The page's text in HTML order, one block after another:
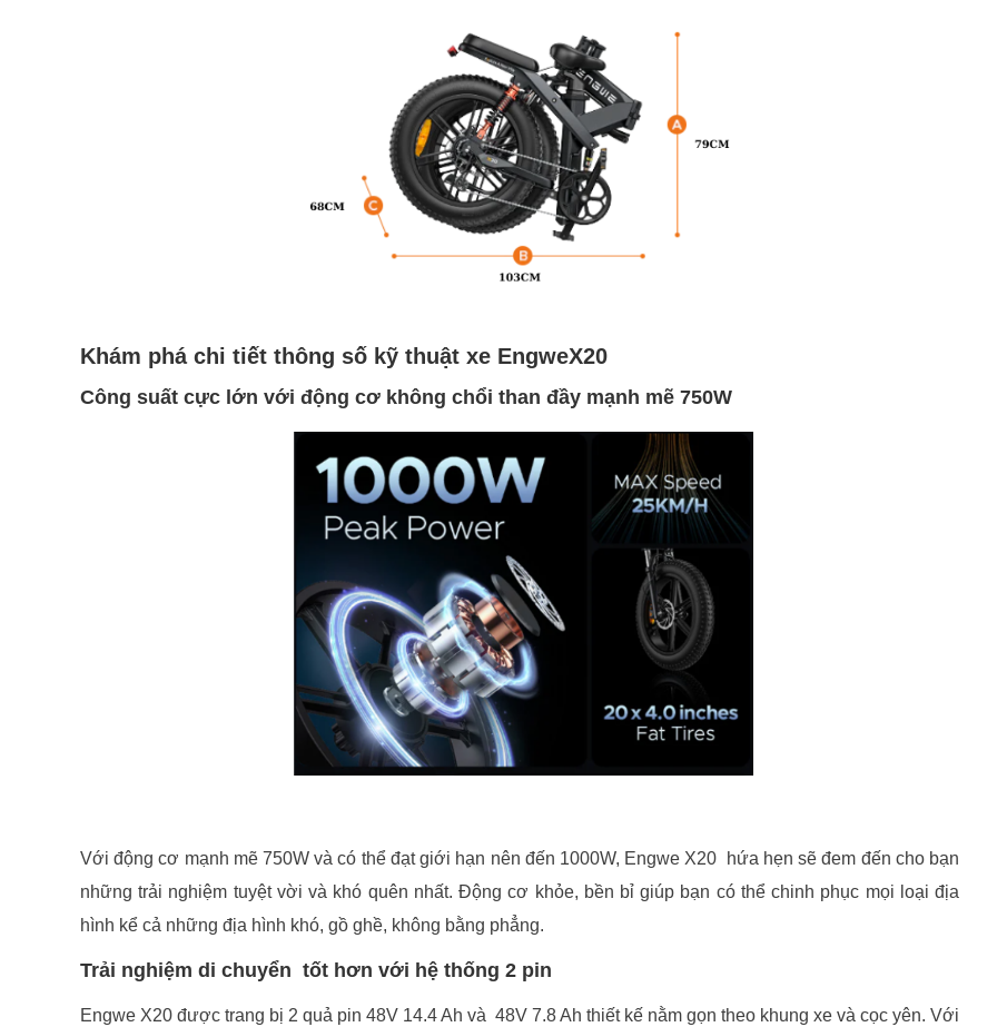
Khám phá chi tiết thông số kỹ thuật xe EngweX20
Công suất cực lớn với động cơ không chổi than đầy mạnh mẽ 750W
Với động cơ mạnh mẽ750W và có thể đạt giới hạn nên đến 1000W, Engwe X20 hứa hẹn sẽ đem đến cho bạn
những trải nghiệm tuyệt vời và khó quên nhất. Động cơ khỏe, bền bỉ giúp bạn có thể chinh phục mọi loại địa
hình kể cả những địa hình khó, gồ ghề, không bằng phẳng.
Trải nghiệm di chuyển tốt hơn với hệ thống 2 pin
Engwe X20 được trang bị 2 quả pin 48V 14.4 Ah và 48V 7.8 Ah thiết kế nằm gọn theo khung xe và cọc yên. Với